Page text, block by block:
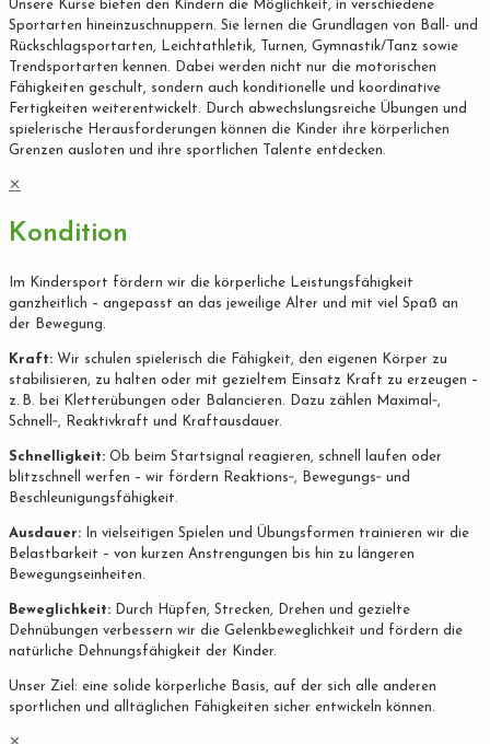
Unsere Kurse bieten den Kindern die Möglichkeit, in verschiedene
Sportarten hineinzuschnuppern. Sie lernen die Grundlagen von Ball- und
Rückschlagsportarten, Leichtathletik, Turnen, Gymnastik/Tanz sowie
Trendsportarten kennen. Dabei werden nicht nur die motorischen
Fähigkeiten geschult, sondern auch konditionelle und koordinative
Fertigkeiten weiterentwickelt. Durch abwechslungsreiche Übungen und
spielerische Herausforderungen können die Kinder ihre körperlichen
Grenzen ausloten und ihre sportlichen Talente entdecken.
✕
Kondition
Im Kindersport fördern wir die körperliche Leistungsfähigkeit
ganzheitlich – angepasst an das jeweilige Alter und mit viel Spaß an
der Bewegung.
Kraft: Wir schulen spielerisch die Fähigkeit, den eigenen Körper zu
stabilisieren, zu halten oder mit gezieltem Einsatz Kraft zu erzeugen –
z. B. bei Kletterübungen oder Balancieren. Dazu zählen Maximal‐,
Schnell‐, Reaktivkraft und Kraftausdauer.
Schnelligkeit: Ob beim Startsignal reagieren, schnell laufen oder
blitzschnell werfen – wir fördern Reaktions‐, Bewegungs‐ und
Beschleunigungsfähigkeit.
Ausdauer: In vielseitigen Spielen und Übungsformen trainieren wir die
Belastbarkeit – von kurzen Anstrengungen bis hin zu längeren
Bewegungseinheiten.
Beweglichkeit: Durch Hüpfen, Strecken, Drehen und gezielte
Dehnübungen verbessern wir die Gelenkbeweglichkeit und fördern die
natürliche Dehnungsfähigkeit der Kinder.
Unser Ziel: eine solide körperliche Basis, auf der sich alle anderen
sportlichen und alltäglichen Fähigkeiten sicher entwickeln können.